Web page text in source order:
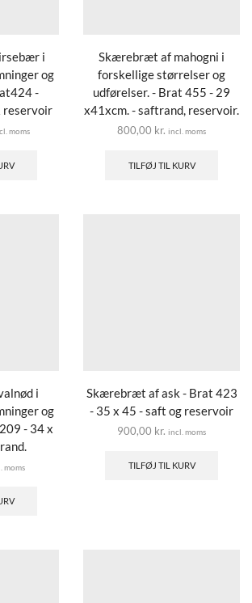
i
og
-
reservoir
moms
Skærebræt af mahogni i
forskellige størrelser og
udførelser. - Brat 455 - 29
x41xcm. - saftrand, reservoir.
800,00 kr. incl. moms
TILFØJ TIL KURV
i
og
- 34 x
moms
Skærebræt af ask - Brat 423
- 35 x 45 - saft og reservoir
900,00 kr. incl. moms
TILFØJ TIL KURV